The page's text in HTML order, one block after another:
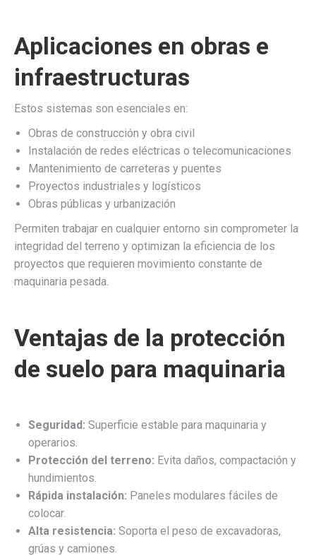
Aplicaciones en obras e
infraestructuras
Estos sistemas son esenciales en:
Obras de construcción y obra civil
Instalación de redes eléctricas o telecomunicaciones
Mantenimiento de carreteras y puentes
Proyectos industriales y logísticos
Obras públicas y urbanización
Permiten trabajar en cualquier entorno sin comprometer la
integridad del terreno y optimizan la eficiencia de los
proyectos que requieren movimiento constante de
maquinaria pesada.
Ventajas de la protección
de suelo para maquinaria
Seguridad: Superficie estable para maquinaria y
operarios.
Protección del terreno: Evita daños, compactación y
hundimientos.
Rápida instalación: Paneles modulares fáciles de
colocar.
Alta resistencia: Soporta el peso de excavadoras,
grúas y camiones.